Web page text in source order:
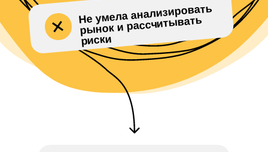
Не умела анализировать
рынок и раcсчитывать
риски